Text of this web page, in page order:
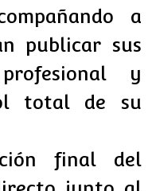
a
publicar sus
y
total de su
final del